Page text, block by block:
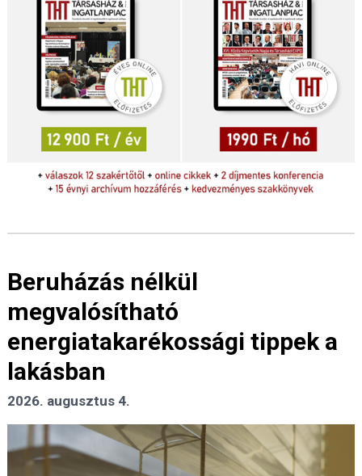
Beruházás nélkül
megvalósítható
energiatakarékossági tippek a
lakásban
2026. augusztus 4.